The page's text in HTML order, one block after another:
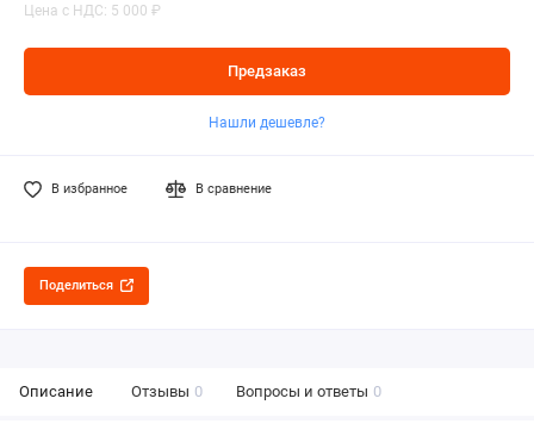
Цена с НДС: 5 000 ₽
Предзаказ
Нашли дешевле?
В избранное В сравнение
Поделиться
Описание Отзывы 0 Вопросы и ответы 0